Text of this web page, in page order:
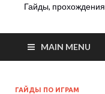
Гайды,
MAIN MENU
ГАЙДЫ ПО ИГРАМ